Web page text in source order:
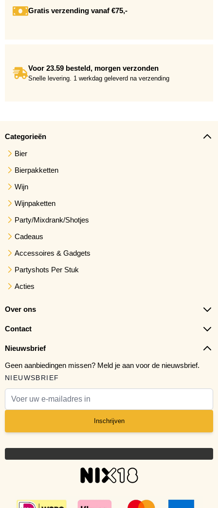
Gratis verzending vanaf €75,-
Voor 23.59 besteld, morgen verzonden
Snelle levering. 1 werkdag geleverd na verzending
Categorieën
Bier
Bierpakketten
Wijn
Wijnpaketten
Party/Mixdrank/Shotjes
Cadeaus
Accessoires & Gadgets
Partyshots Per Stuk
Acties
Over ons
Contact
Nieuwsbrief
Geen aanbiedingen missen? Meld je aan voor de nieuwsbrief.
NIEUWSBRIEF
Inschrijven